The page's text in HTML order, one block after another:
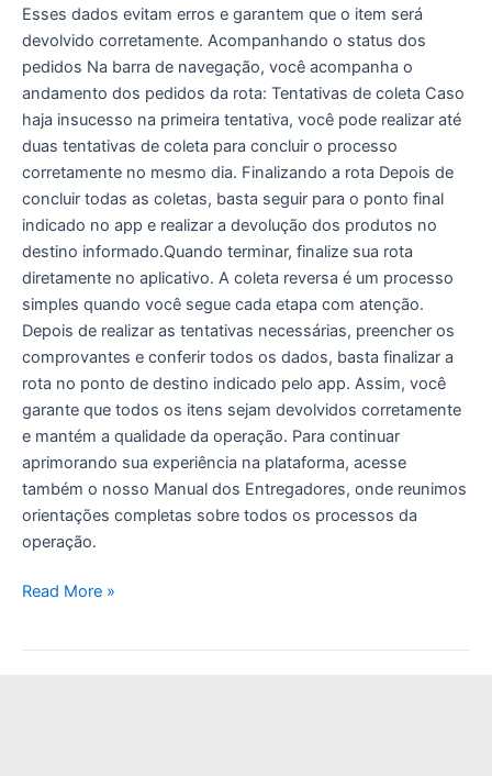
Esses dados evitam erros e garantem que o item será
devolvido corretamente. Acompanhando o status dos
pedidos Na barra de navegação, você acompanha o
andamento dos pedidos da rota: Tentativas de coleta Caso
haja insucesso na primeira tentativa, você pode realizar até
duas tentativas de coleta para concluir o processo
corretamente no mesmo dia. Finalizando a rota Depois de
concluir todas as coletas, basta seguir para o ponto final
indicado no app e realizar a devolução dos produtos no
destino informado.Quando terminar, finalize sua rota
diretamente no aplicativo. A coleta reversa é um processo
simples quando você segue cada etapa com atenção.
Depois de realizar as tentativas necessárias, preencher os
comprovantes e conferir todos os dados, basta finalizar a
rota no ponto de destino indicado pelo app. Assim, você
garante que todos os itens sejam devolvidos corretamente
e mantém a qualidade da operação. Para continuar
aprimorando sua experiência na plataforma, acesse
também o nosso Manual dos Entregadores, onde reunimos
orientações completas sobre todos os processos da
operação.
Read More »